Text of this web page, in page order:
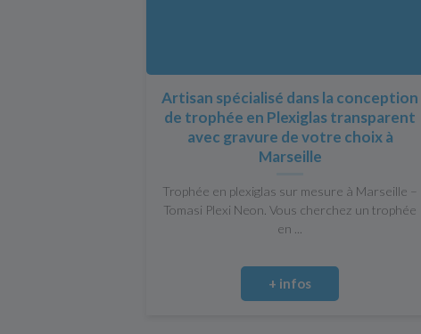
Artisan spécialisé dans la conception
de trophée en Plexiglas transparent
avec gravure de votre choix à
Marseille
Trophée en plexiglas sur mesure à Marseille –
Tomasi Plexi Neon. Vous cherchez un trophée
en ...
+ infos